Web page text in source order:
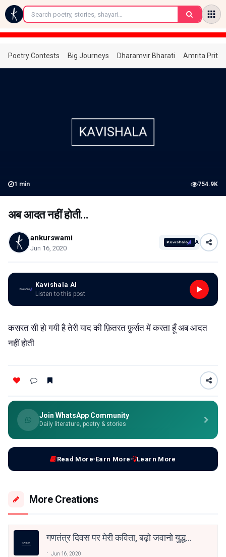
←
Poetry Contests Big Journeys Dharamvir Bharati Amrita
1 min 754.9K
अब आदत नहीं होती...
ankurswami
Jun 16, 2020
AI
Kavishala AI
Listen to this post
कसरत सी हो गयी है तेरी याद की फ़ितरत फ़ुर्सत में करता हूँ अब आदत
नहीं होती
Join WhatsApp Community
Daily literature, poetry & stories
Read More Earn More Learn More
More Creations
गणतंत्र दिवस पर मेरी कविता, बढ़ो जवानो युद्ध
Jun 16, 2020